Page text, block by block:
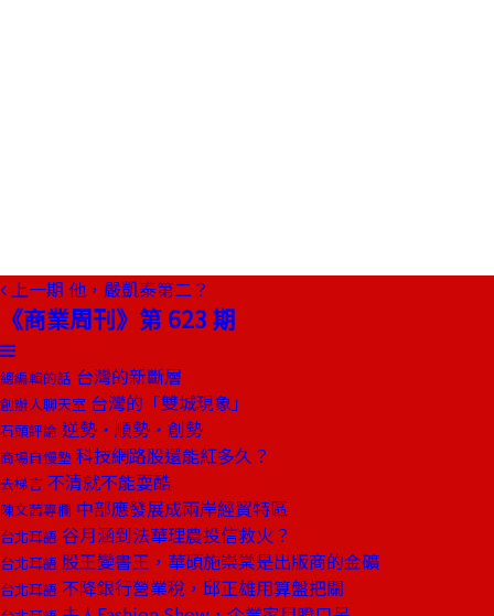
上一期 他，嚴凱泰第二？
《商業周刊》第 623 期
總編輯的話 台灣的新斷層
創辦人聊天室 台灣的「雙城現象」
石頭評論 逆勢‧順勢‧創勢
商場自慢塾 科技網路股還能紅多久？
去梯言 不清就不能耍酷
陳文茜專欄 中部應發展成兩岸經貿特區
台北耳語 谷月涵到法華理農投信救火？
台北耳語 股王變書王，華碩施崇棠是出版商的金礦
台北耳語 不降銀行營業稅，邱正雄用算盤把關